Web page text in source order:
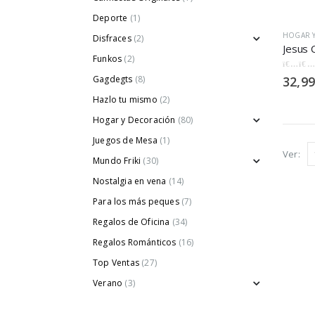
HOGAR
0out
32,99
Ver:
Deporte (1)
Disfraces (2)
Funkos (2)
Gagdegts (8)
Hazlo tu mismo (2)
Hogar y Decoración (80)
Juegos de Mesa (1)
Mundo Friki (30)
Nostalgia en vena (14)
Para los más peques (7)
Regalos de Oficina (34)
Regalos Románticos (16)
Top Ventas (27)
Verano (3)